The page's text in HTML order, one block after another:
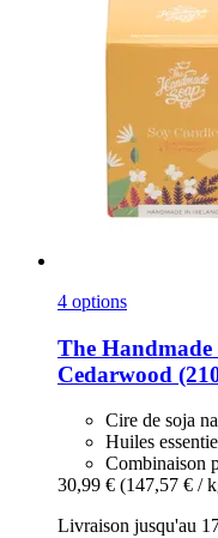
4 options
The Handmade
Cedarwood
Cire de soja
Huiles
Combinaison
30,99 € (147,57 € /
Livraison jusqu'au